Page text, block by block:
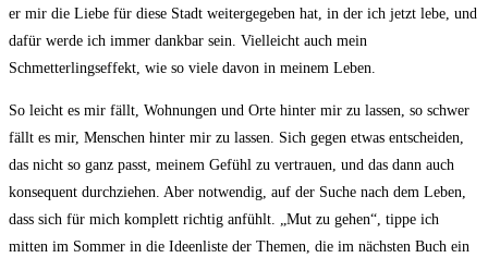
er mir die Liebe für diese Stadt weitergegeben hat, in der ich jetzt lebe, und
dafür werde ich immer dankbar sein. Vielleicht auch mein
Schmetterlingseffekt, wie so viele davon in meinem Leben.
So leicht es mir fällt, Wohnungen und Orte hinter mir zu lassen, so schwer
fällt es mir, Menschen hinter mir zu lassen. Sich gegen etwas entscheiden,
das nicht so ganz passt, meinem Gefühl zu vertrauen, und das dann auch
konsequent durchziehen. Aber notwendig, auf der Suche nach dem Leben,
dass sich für mich komplett richtig anfühlt. „Mut zu gehen“, tippe ich
mitten im Sommer in die Ideenliste der Themen, die im nächsten Buch ein